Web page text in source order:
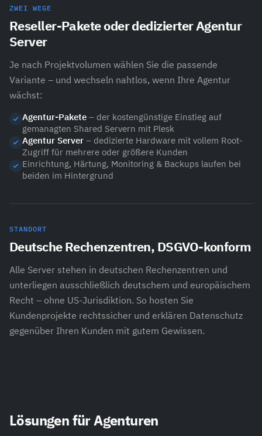
ZWEI WEGE
Reseller-Pakete oder dedizierter Agentur
Server
Je nach Projektvolumen wählen Sie die passende
Variante – und wechseln nahtlos, wenn Ihre Agentur
wächst:
Agentur-Pakete – der kostengünstige Einstieg auf
gemanagten Shared Servern mit Plesk
Agentur Server – dedizierte Hardware mit vollem Root-
Zugriff für mehrere oder größere Kunden
Einrichtung, Härtung, Monitoring & Backups laufen bei
beiden im Hintergrund
STANDORT
Deutsche Rechenzentren, DSGVO-konform
Alle Server stehen in deutschen Rechenzentren und
unterliegen ausschließlich deutschem und europäischem
Recht – ohne US-Jurisdiktion. So hosten Sie
Kundenprojekte rechtssicher und erklären Datenschutz
gegenüber Ihren Kunden mit gutem Gewissen.
Lösungen für Agenturen